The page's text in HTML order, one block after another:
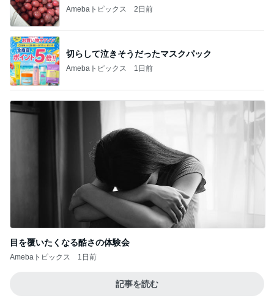
Amebaトピックス 2日前
切らして泣きそうだったマスクパック
Amebaトピックス 1日前
目を覆いたくなる酷さの体験会
Amebaトピックス 1日前
記事を読む